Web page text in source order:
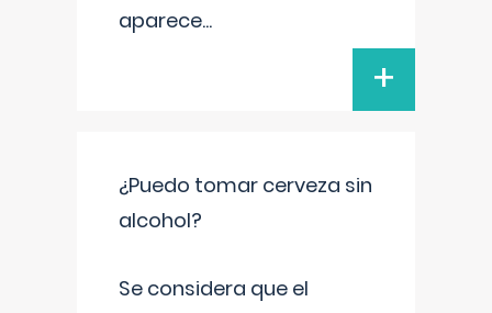
aparece...
+
¿Puedo tomar cerveza sin
alcohol?
Se considera que el